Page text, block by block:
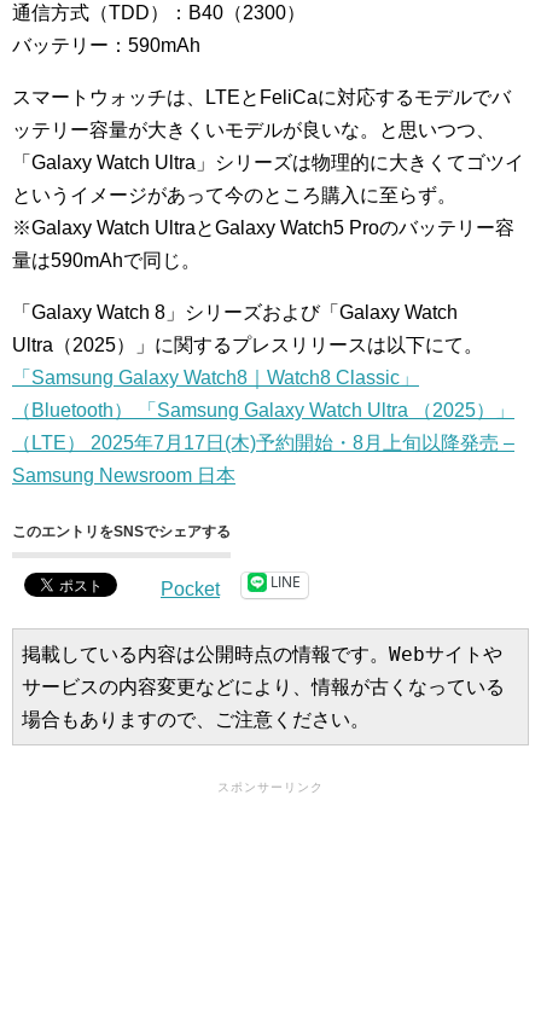
通信方式（TDD）：B40（2300）
バッテリー：590mAh
スマートウォッチは、LTEとFeliCaに対応するモデルでバ
ッテリー容量が大きくいモデルが良いな。と思いつつ、
「Galaxy Watch Ultra」シリーズは物理的に大きくてゴツイ
というイメージがあって今のところ購入に至らず。
※Galaxy Watch UltraとGalaxy Watch5 Proのバッテリー容
量は590mAhで同じ。
「Galaxy Watch 8」シリーズおよび「Galaxy Watch
Ultra（2025）」に関するプレスリリースは以下にて。
「Samsung Galaxy Watch8｜Watch8 Classic」
（Bluetooth） 「Samsung Galaxy Watch Ultra （2025）」
（LTE） 2025年7月17日(木)予約開始・8月上旬以降発売 –
Samsung Newsroom 日本
このエントリをSNSでシェアする
Pocket LINE
掲載している内容は公開時点の情報です。Webサイトや
サービスの内容変更などにより、情報が古くなっている
場合もありますので、ご注意ください。
スポンサーリンク